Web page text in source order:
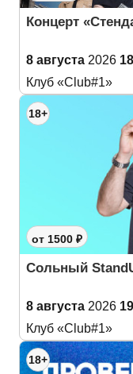
Концерт
8 августа 2026
Клуб «Club#1»
18+
от 1500 ₽
Сольный
8 августа 2026
Клуб «Club#1»
18+